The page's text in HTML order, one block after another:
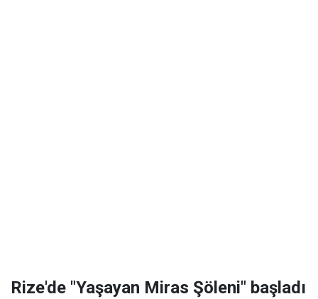
Rize'de "Yaşayan Miras Şöleni" başladı